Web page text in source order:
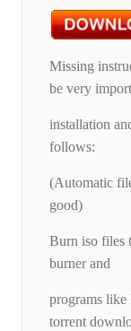
Missing
be very
installation
follows:
(Automatic
good)
Burn iso files
burner and
programs like
torrent